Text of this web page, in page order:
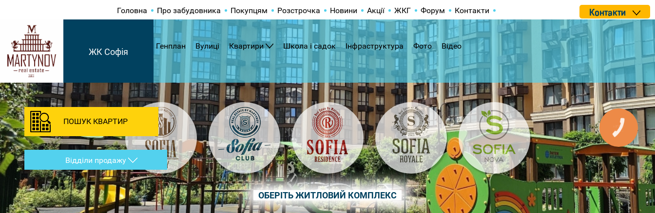
ОБЕРІТЬ ЖИТЛОВИЙ КОМПЛЕКС
Головна Про забудовника Покупцям Розстрочка Новини Акції ЖКГ Форум Контакти Контакти
ЖК Софія
Генплан Вулиці Квартири Школа і садок Інфраструктура Фото Відео
ПОШУК КВАРТИР
Відділи продажу